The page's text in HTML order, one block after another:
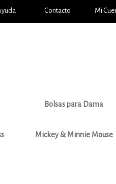
Contacto Mi
Bolsas para Dama
Mickey & Minnie Mouse